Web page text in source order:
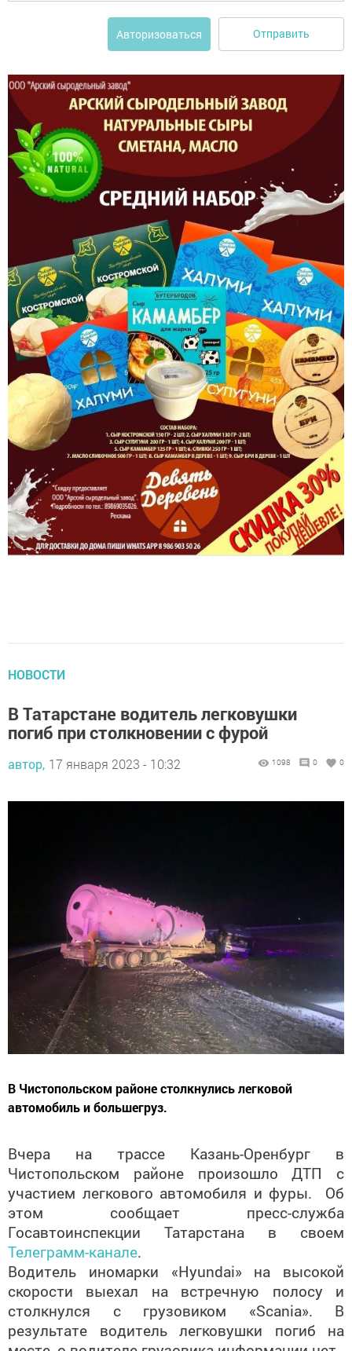
Авторизоваться Отправить
НОВОСТИ
В Татарстане водитель легковушки
погиб при столкновении с фурой
автор, 17 января 2023 - 10:32
В Чистопольском районе столкнулись легковой
автомобиль и большегруз.
Вчера на трассе Казань-Оренбург в
Чистопольском районе произошло ДТП с
участием легкового автомобиля и фуры. Об
этом сообщает пресс-служба
Госавтоинспекции Татарстана в своем
Телеграмм-канале
Водитель иномарки «Hyundai» на высокой
скорости выехал на встречную полосу и
столкнулся с грузовиком «Scania». В
результате водитель легковушки погиб на
месте, о водителе грузовика информации нет.